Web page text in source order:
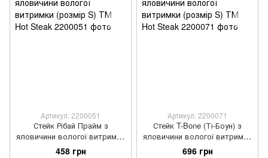
Артикул: 2200051
Стейк Рібай Прайм з
яловичини вологої витримки
(розмір S) ТМ Hot Steak
458 грн
Артикул: 2200071
Стейк T-Bone (Ті-Боун) з
яловичини вологої витримки
(розмір S) ТМ Hot Steak
696 грн